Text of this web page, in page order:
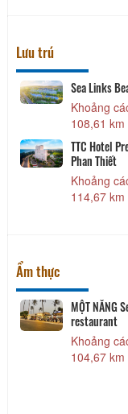
Lưu trú
Sea Links
Khoảng
108,61 km
TTC Hotel
Phan Thiết
Khoảng
114,67 km
Ẩm thực
MỘT NẮNG
restaurant
Khoảng
104,67 km